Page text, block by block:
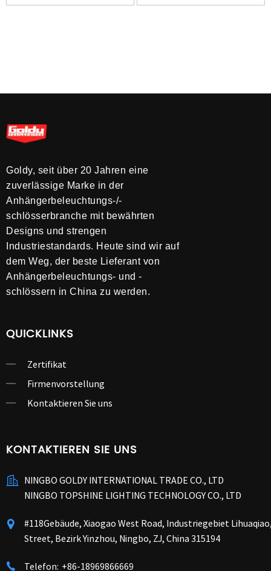
Goldy, seit über 20 Jahren eine
zuverlässige Marke in der
Anhängerbeleuchtungs-/-
schlösserbranche mit bewährten
Designs und strengen
Industriestandards. Heute sind wir auf
dem Weg, der beste Lieferant von
Anhängerbeleuchtungs- und -
schlössern in China zu werden.
QUICKLINKS
Zertifikat
Firmenvorstellung
Kontaktieren Sie uns
KONTAKTIEREN SIE UNS
NINGBO GOLDY INTERNATIONAL TRADE CO., LTD
NINGBO TOPSHINE LIGHTING TECHNOLOGY CO., LTD
#118Gebäude, Xiaogao West Road, Industriegebiet
Street, Bezirk Yinzhou, Ningbo, ZJ, China 315194
Telefon: +86-18969866669